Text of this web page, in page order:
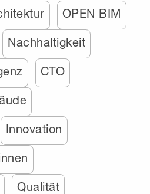
OPEN BIM
Nachhaltigkeit
CTO
Innovation
Qualität